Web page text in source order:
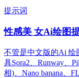
提示词
性感美 女Ai绘图
不管是中文版的Ai 绘
具Sora2、Runway、
相)、Nano banana、